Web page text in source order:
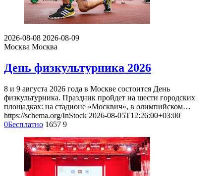
2026-08-08 2026-08-09
Москва Москва
День физкультурника 2026
8 и 9 августа 2026 года в Москве состоится День
физкультурника. Праздник пройдет на шести городских
площадках: на стадионе «Москвич», в олимпийском…
https://schema.org/InStock 2026-08-05T12:26:00+03:00
0Бесплатно 1657 9